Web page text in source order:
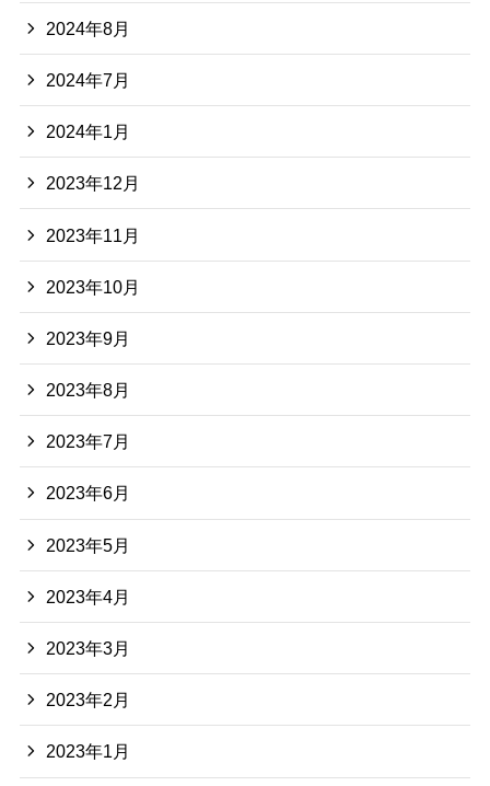
2024年8月
2024年7月
2024年1月
2023年12月
2023年11月
2023年10月
2023年9月
2023年8月
2023年7月
2023年6月
2023年5月
2023年4月
2023年3月
2023年2月
2023年1月